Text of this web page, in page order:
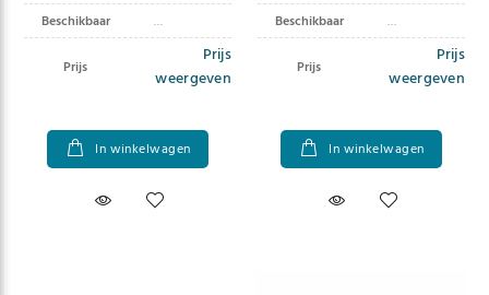
Beschikbaar
Prijs
Prijs
weergeven
In winkelwagen
Beschikbaar
Prijs
Prijs
weergeven
In winkelwagen